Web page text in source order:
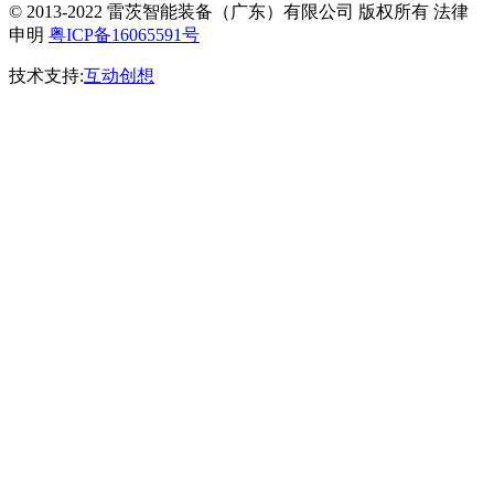
© 2013-2022 雷茨智能装备（广东）有限公司 版权所有 法律
申明 粤ICP备16065591号
技术支持:互动创想